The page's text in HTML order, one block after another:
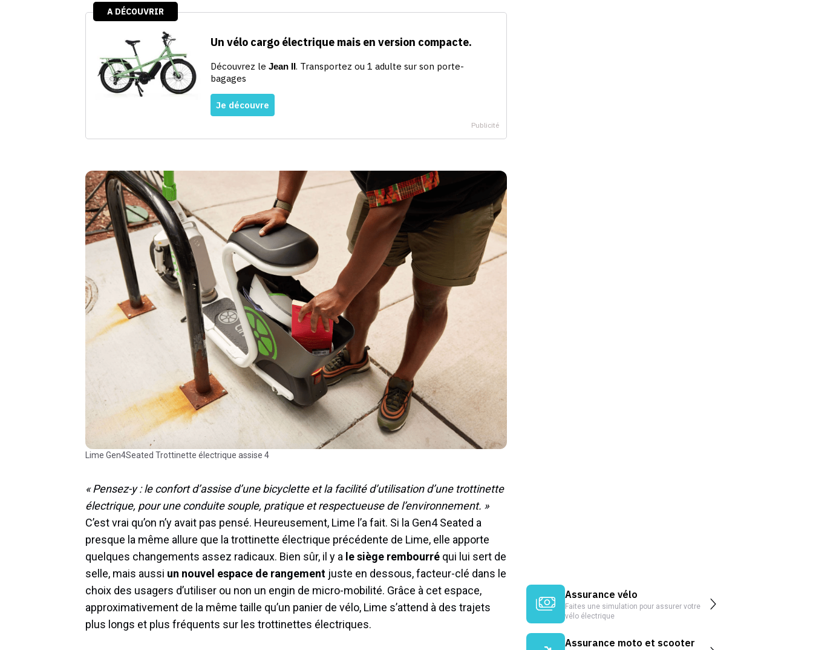
Lime Gen4Seated Trottinette électrique assise 4
« Pensez-y : le confort d’assise d’une bicyclette et la facilité d’utilisation d’une trottinette
électrique, pour une conduite souple, pratique et respectueuse de l’environnement. »
C’est vrai qu’on n’y avait pas pensé. Heureusement, Lime l’a fait. Si la Gen4 Seated a
presque la même allure que la trottinette électrique précédente de Lime, elle apporte
quelques changements assez radicaux. Bien sûr, il y a le siège rembourré qui lui sert de
selle, mais aussi un nouvel espace de rangement juste en dessous, facteur-clé dans le
choix des usagers d’utiliser ou non un engin de micro-mobilité. Grâce à cet espace,
approximativement de la même taille qu’un panier de vélo, Lime s’attend à des trajets
plus longs et plus fréquents sur les trottinettes électriques.
Assurance vélo
Faites une simulation pour assurer votre
vélo électrique
Assurance moto et scooter